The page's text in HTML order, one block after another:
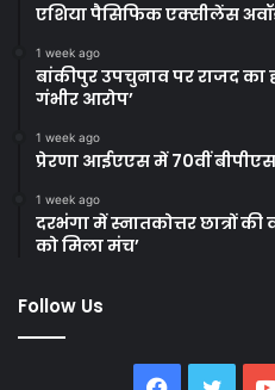
एशिया पैसिफिक एक्सीलेंस
1 week ago
बांकीपुर उपचुनाव पर राजद
गंभीर आरोप’
1 week ago
प्रेरणा आईएएस में 70वीं
1 week ago
दरभंगा में स्नातकोत्तर छात्रों की
को मिला मंच’
Follow Us